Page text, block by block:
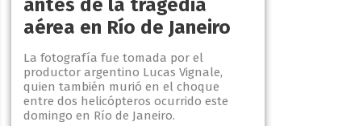
antes de la tragedia
aérea en Río de Janeiro
La fotografía fue tomada por el
productor argentino Lucas Vignale,
quien también murió en el choque
entre dos helicópteros ocurrido este
domingo en Río de Janeiro.